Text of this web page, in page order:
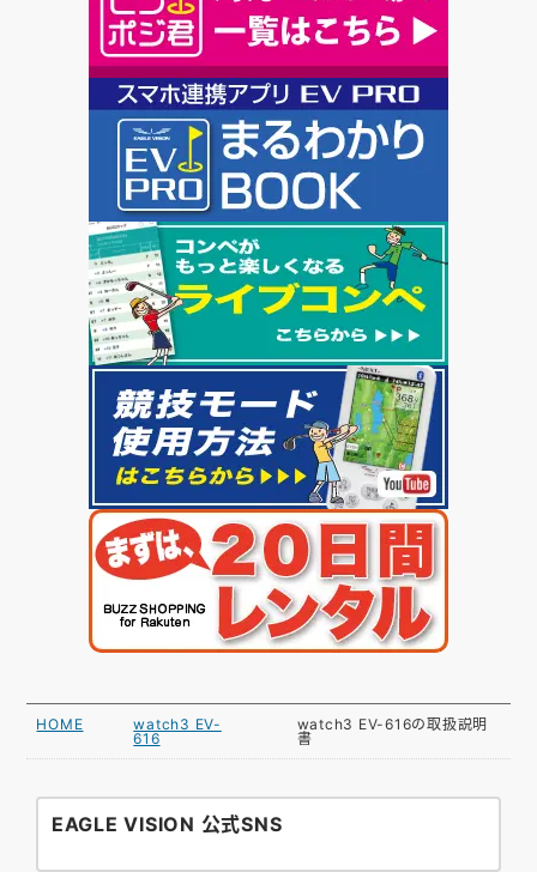
HOME
watch3 EV-
616
watch3 EV-616の取扱説明
書
EAGLE VISION 公式SNS